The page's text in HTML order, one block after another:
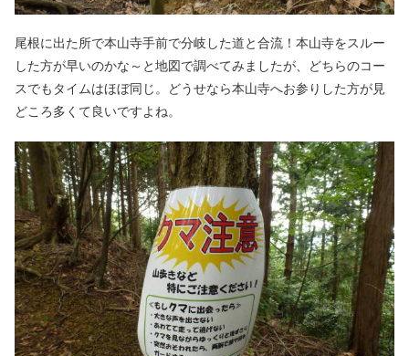
尾根に出た所で本山寺手前で分岐した道と合流！本山寺をスルー
した方が早いのかな～と地図で調べてみましたが、どちらのコー
スでもタイムはほぼ同じ。どうせなら本山寺へお参りした方が見
どころ多くて良いですよね。